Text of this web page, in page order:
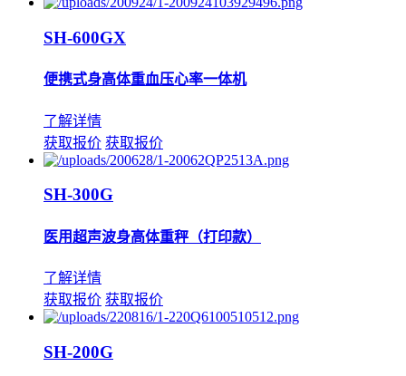
SH-600GX
便携式身高体重血压心率一体机
了解详情
获取报价 获取报价
SH-300G
医用超声波身高体重秤（打印款）
了解详情
获取报价 获取报价
SH-200G